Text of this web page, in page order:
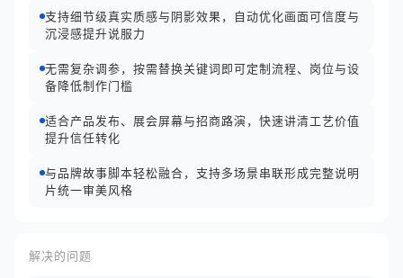
支持细节级真实质感与阴影效果，自动优化画面可信度与
沉浸感提升说服力
无需复杂调参，按需替换关键词即可定制流程、岗位与设
备降低制作门槛
适合产品发布、展会屏幕与招商路演，快速讲清工艺价值
提升信任转化
与品牌故事脚本轻松融合，支持多场景串联形成完整说明
片统一审美风格
解决的问题